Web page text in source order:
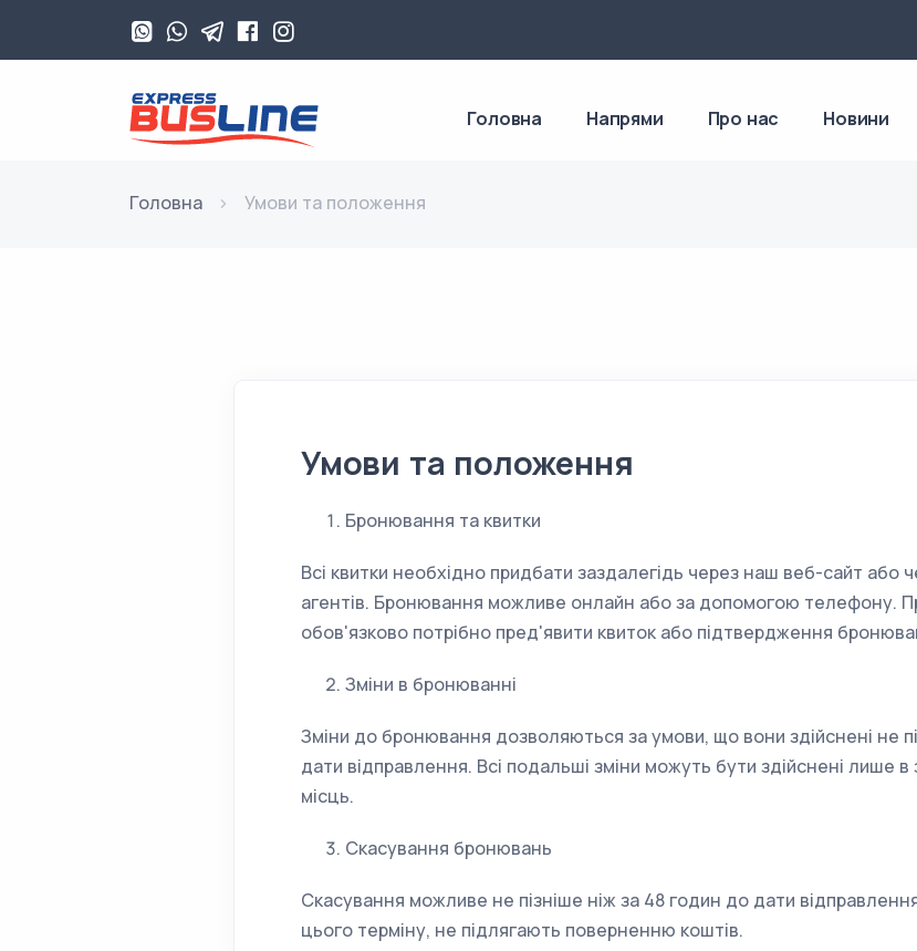
Головна Напрями Про нас Новини
Головна Умови та положення
Умови та положення
Бронювання та квитки
Всі квитки необхідно придбати заздалегідь через наш веб-сайт або
агентів. Бронювання можливе онлайн або за допомогою телефону.
обов'язково потрібно пред'явити квиток або підтвердження
Зміни в бронюванні
Зміни до бронювання дозволяються за умови, що вони здійснені не
дати відправлення. Всі подальші зміни можуть бути здійснені лише в
місць.
Скасування бронювань
Скасування можливе не пізніше ніж за 48 годин до дати
цього терміну, не підлягають поверненню коштів.